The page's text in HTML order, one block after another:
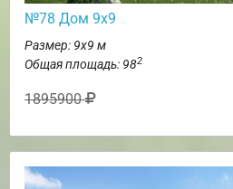
№78 Дом 9х9
Размер: 9х9 м
Общая площадь: 982
1895900